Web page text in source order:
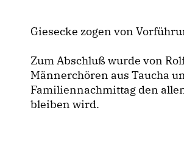
Giesecke zogen von
Zum Abschluß wurde von
Männerchören aus Taucha
Familiennachmittag den
bleiben wird.